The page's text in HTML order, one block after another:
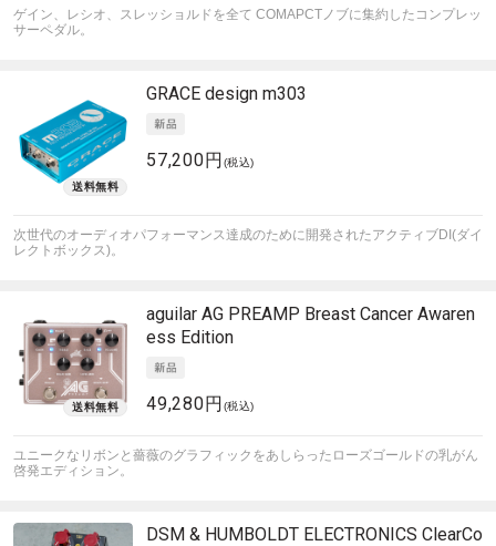
ゲイン、レシオ、スレッショルドを全て COMAPCTノブに集約したコンプレッ
サーペダル。
GRACE design m303
57,200円 (税込)
次世代のオーディオパフォーマンス達成のために開発されたアクティブDI(ダイ
レクトボックス)。
aguilar AG PREAMP Breast Cancer Awaren
ess Edition
49,280円 (税込)
ユニークなリボンと薔薇のグラフィックをあしらったローズゴールドの乳がん
啓発エディション。
DSM & HUMBOLDT ELECTRONICS ClearCo